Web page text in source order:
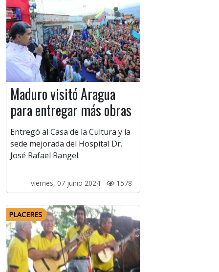
Maduro visitó Aragua
para entregar más obras
Entregó al Casa de la Cultura y la
sede mejorada del Hospital Dr.
José Rafael Rangel.
viernes, 07 junio 2024 - 1578
PLACERES